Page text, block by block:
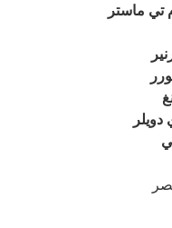
ماستر